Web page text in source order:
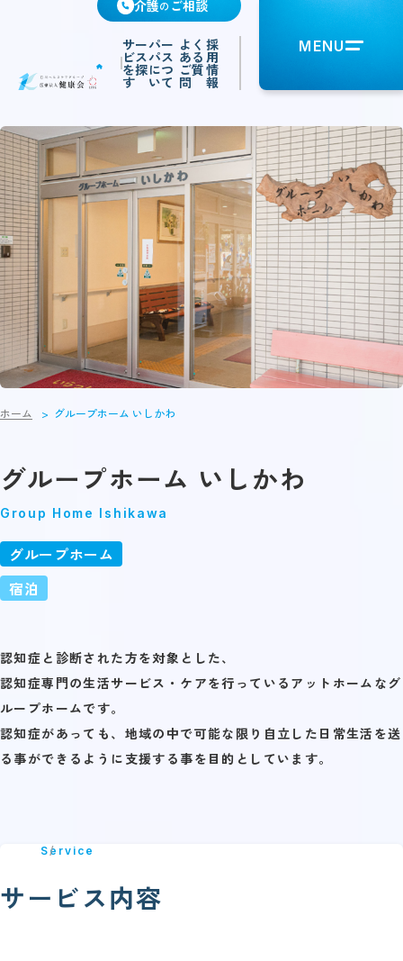
介護の ご相談
サー
ビス
を探
す
パー
パス
につ
いて
よく
ある
ご質
問
採
用
情
報
MENU
ホーム グループホーム いしかわ
グループホーム いしかわ
Group Home Ishikawa
グループホーム
宿泊
認知症と診断された方を対象とした、
認知症専門の生活サービス・ケアを行っているアットホームなグ
ループホームです。
認知症があっても、地域の中で可能な限り自立した日常生活を送
る事ができるように支援する事を目的としています。
Service
サービス内容